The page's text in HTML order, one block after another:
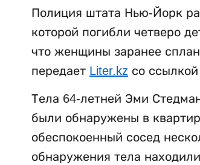
Полиция штата Нью-Йорк
которой погибли четверо
что женщины заранее
передает Liter.kz со
Тела 64-летней Эми
были обнаружены в
обеспокоенный сосед
обнаружения тела